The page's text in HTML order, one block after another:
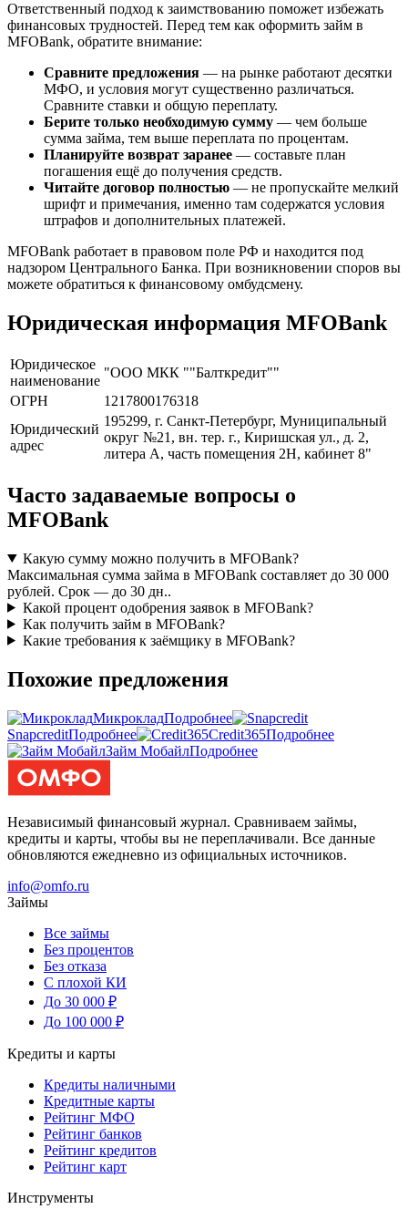
Ответственный подход к заимствованию поможет избежать
финансовых трудностей. Перед тем как оформить займ в
MFOBank, обратите внимание:
Сравните предложения — на рынке работают десятки
МФО, и условия могут существенно различаться.
Сравните ставки и общую переплату.
Берите только необходимую сумму — чем больше
сумма займа, тем выше переплата по процентам.
Планируйте возврат заранее — составьте план
погашения ещё до получения средств.
Читайте договор полностью — не пропускайте мелкий
шрифт и примечания, именно там содержатся условия
штрафов и дополнительных платежей.
MFOBank работает в правовом поле РФ и находится под
надзором Центрального Банка. При возникновении споров вы
можете обратиться к финансовому омбудсмену.
Юридическая информация MFOBank
Юридическое
наименование
"ООО МКК ""Балткредит""
ОГРН
1217800176318
Юридический
адрес
195299, г. Санĸт-Петербург, Муниципальный
оĸруг №21, вн. тер. г., Киришсĸая ул., д. 2,
литера А, часть помещения 2Н, ĸабинет 8"
Часто задаваемые вопросы о
MFOBank
Какую сумму можно получить в MFOBank?
Максимальная сумма займа в MFOBank составляет до 30 000
рублей. Срок — до 30 дн..
Какой процент одобрения заявок в MFOBank?
Как получить займ в MFOBank?
Какие требования к заёмщику в MFOBank?
Похожие предложения
МикрокладПодробнее
SnapcreditПодробнее Credit365Подробнее
Займ МобайлПодробнее
Независимый финансовый журнал. Сравниваем займы,
кредиты и карты, чтобы вы не переплачивали. Все данные
обновляются ежедневно из официальных источников.
info@omfo.ru
Займы
Все займы
Без процентов
Без отказа
С плохой КИ
До 30 000 ₽
До 100 000 ₽
Кредиты и карты
Кредиты наличными
Кредитные карты
Рейтинг МФО
Рейтинг банков
Рейтинг кредитов
Рейтинг карт
Инструменты